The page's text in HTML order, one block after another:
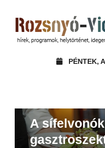
PÉNTEK,
A